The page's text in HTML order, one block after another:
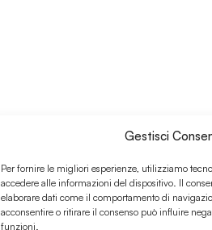
Gestisci
Per fornire le migliori esperienze, utilizziamo
accedere alle informazioni del dispositivo. Il
elaborare dati come il comportamento di
acconsentire o ritirare il consenso può influire
funzioni.